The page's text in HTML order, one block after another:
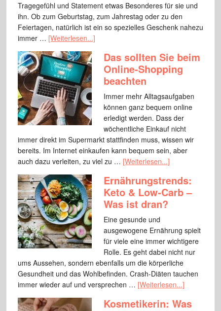
Tragegefühl und Statement etwas Besonderes für sie und
ihn. Ob zum Geburtstag, zum Jahrestag oder zu den
Feiertagen, natürlich ist ein so spezielles Geschenk nahezu
immer … [Weiterlesen...]
Das sollten Sie beim
Online-Shopping
beachten
Immer mehr Alltagsaufgaben
können ganz bequem online
erledigt werden. Dass der
wöchentliche Einkauf nicht
immer direkt im Supermarkt stattfinden muss, wissen wir
bereits. Im Internet einkaufen kann bequem sein, aber
auch dazu verleiten, zu viel zu … [Weiterlesen...]
Ernährungstrends:
Keto & Low-Carb –
Was ist dran?
Eine gesunde und
ausgewogene Ernährung spielt
für viele eine immer wichtigere
Rolle. Es geht dabei nicht nur
ums Aussehen, sondern ebenfalls um die körperliche
Gesundheit und das Wohlbefinden. Crash-Diäten tauchen
immer wieder auf und versprechen … [Weiterlesen...]
Kosmetikerin: Was